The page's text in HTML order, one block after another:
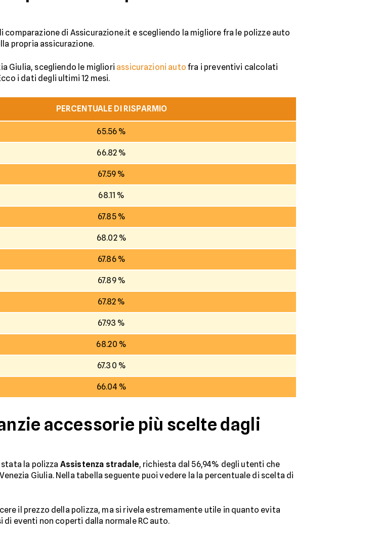
di Assicurazione.it e scegliendo la migliore fra le polizze auto
propria assicurazione.
Giulia, scegliendo le migliori assicurazioni auto fra i preventivi calcolati
i dati degli ultimi 12 mesi.
PERCENTUALE DI RISPARMIO
65.56 %
66.82 %
67.59 %
68.11 %
67.85 %
68.02 %
67.86 %
67.89 %
67.82 %
67.93 %
68.20 %
67.30 %
66.04 %
accessorie più scelte dagli
stata la polizza Assistenza stradale, richiesta dal 56,94% degli utenti che
Giulia. Nella tabella seguente puoi vedere la la percentuale di scelta di
il prezzo della polizza, ma si rivela estremamente utile in quanto evita
eventi non coperti dalla normale RC auto.